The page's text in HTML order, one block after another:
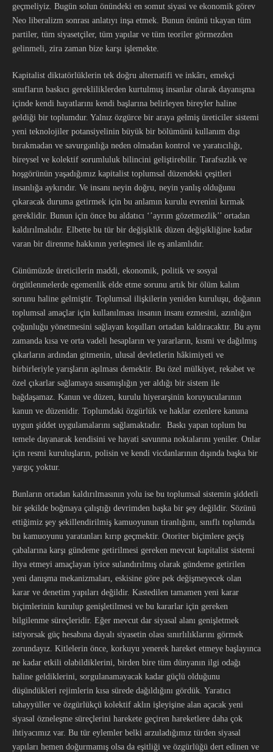
geçmeliyiz. Bugün solun önündeki en somut siyasi ve ekonomik görev
Neo liberalizm sonrası anlatıyı inşa etmek. Bunun önünü tıkayan tüm
partiler, tüm siyasetçiler, tüm yapılar ve tüm teoriler görmezden
gelinmeli, zira zaman bize karşı işlemekte.
Kapitalist diktatörlüklerin tek doğru alternatifi ve inkârı, emekçi
sınıfların baskıcı gerekliliklerden kurtulmuş insanlar olarak dayanışma
içinde kendi hayatlarını kendi başlarına belirleyen bireyler haline
geldiği bir toplumdur. Yalnız özgürce bir araya gelmiş üreticiler sistemi
yeni teknolojiler potansiyelinin büyük bir bölümünü kullanım dışı
bırakmadan ve savurganlığa neden olmadan kontrol ve yaratıcılığı,
bireysel ve kolektif sorumluluk bilincini geliştirebilir. Tarafsızlık ve
hoşgörünün yaşadığımız kapitalist toplumsal düzendeki çeşitleri
insanlığa aykırıdır. Ve insanı neyin doğru, neyin yanlış olduğunu
çıkaracak duruma getirmek için bu anlamın kurulu evrenini kırmak
gereklidir. Bunun için önce bu aldatıcı ‘’ayrım gözetmezlik’’ ortadan
kaldırılmalıdır. Elbette bu tür bir değişiklik düzen değişikliğine kadar
varan bir direnme hakkının yerleşmesi ile eş anlamlıdır.
Günümüzde üreticilerin maddi, ekonomik, politik ve sosyal
örgütlenmelerde egemenlik elde etme sorunu artık bir ölüm kalım
sorunu haline gelmiştir. Toplumsal ilişkilerin yeniden kuruluşu, doğanın
toplumsal amaçlar için kullanılması insanın insanı ezmesini, azınlığın
çoğunluğu yönetmesini sağlayan koşulları ortadan kaldıracaktır. Bu aynı
zamanda kısa ve orta vadeli hesapların ve yararların, kısmi ve dağılmış
çıkarların ardından gitmenin, ulusal devletlerin hâkimiyeti ve
birbirleriyle yarışların aşılması demektir. Bu özel mülkiyet, rekabet ve
özel çıkarlar sağlamaya susamışlığın yer aldığı bir sistem ile
bağdaşamaz. Kanun ve düzen, kurulu hiyerarşinin koruyucularının
kanun ve düzenidir. Toplumdaki özgürlük ve haklar ezenlere kanuna
uygun şiddet uygulamalarını sağlamaktadır. Baskı yapan toplum bu
temele dayanarak kendisini ve hayati savunma noktalarını yeniler. Onlar
için resmi kuruluşların, polisin ve kendi vicdanlarının dışında başka bir
yargıç yoktur.
Bunların ortadan kaldırılmasının yolu ise bu toplumsal sistemin şiddetli
bir şekilde boğmaya çalıştığı devrimden başka bir şey değildir. Sözünü
ettiğimiz şey şekillendirilmiş kamuoyunun tiranlığını, sınıflı toplumda
bu kamuoyunu yaratanları kırıp geçmektir. Otoriter biçimlere geçiş
çabalarına karşı gündeme getirilmesi gereken mevcut kapitalist sistemi
ihya etmeyi amaçlayan iyice sulandırılmış olarak gündeme getirilen
yeni danışma mekanizmaları, eskisine göre pek değişmeyecek olan
karar ve denetim yapıları değildir. Kastedilen tamamen yeni karar
biçimlerinin kurulup genişletilmesi ve bu kararlar için gereken
bilgilenme süreçleridir. Eğer mevcut dar siyasal alanı genişletmek
istiyorsak güç hesabına dayalı siyasetin olası sınırlılıklarını görmek
zorundayız. Kitlelerin önce, korkuyu yenerek hareket etmeye başlayınca
ne kadar etkili olabildiklerini, birden bire tüm dünyanın ilgi odağı
haline geldiklerini, sorgulanamayacak kadar güçlü olduğunu
düşündükleri rejimlerin kısa sürede dağıldığını gördük. Yaratıcı
tahayyüller ve özgürlükçü kolektif aklın işleyişine alan açacak yeni
siyasal özneleşme süreçlerini harekete geçiren hareketlere daha çok
ihtiyacımız var. Bu tür eylemler belki arzuladığımız türden siyasal
yapıları hemen doğurmamış olsa da eşitliği ve özgürlüğü dert edinen ve